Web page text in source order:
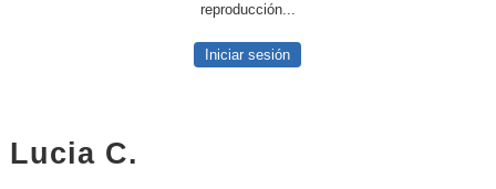
reproducción...
Iniciar sesión
Lucia C.